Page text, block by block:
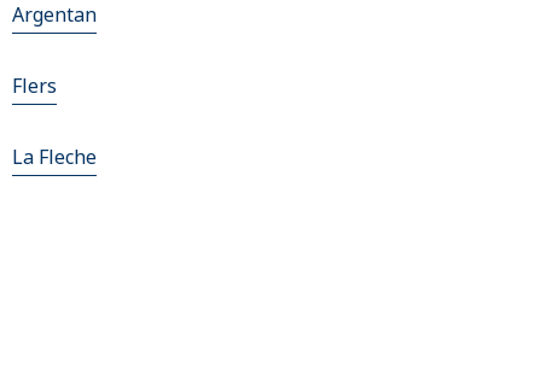
Argentan
Flers
La Fleche